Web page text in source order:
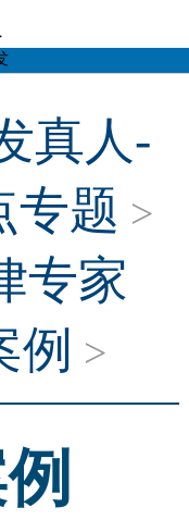
真人-
专题 >
专家
例 >